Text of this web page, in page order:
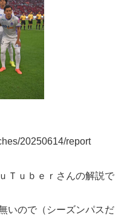
20250614/report
Ｔｕｂｅｒさんの解説で
いので（シーズンパスだ